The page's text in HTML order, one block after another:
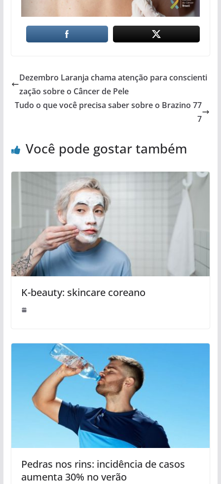
Dezembro Laranja chama atenção para conscienti
zação sobre o Câncer de Pele
Tudo o que você precisa saber sobre o Brazino 77
7
Você pode gostar também
K-beauty: skincare coreano
Pedras nos rins: incidência de casos
aumenta 30% no verão